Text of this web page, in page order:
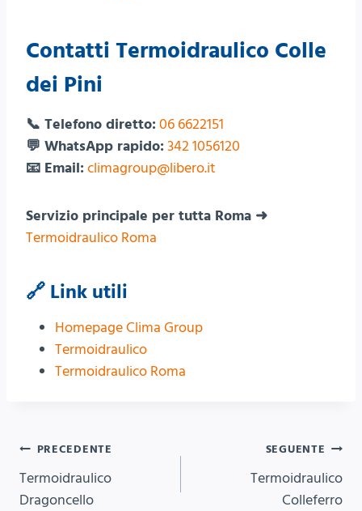
Contatti Termoidraulico Colle
dei Pini
📞 Telefono diretto: 06 6622151
💬 WhatsApp rapido: 342 1056120
📧 Email: climagroup@libero.it
Servizio principale per tutta Roma ➜
Termoidraulico Roma
🔗 Link utili
Homepage Clima Group
Termoidraulico
Termoidraulico Roma
Navigazione
articoli
PRECEDENTE
Termoidraulico
Dragoncello
SEGUENTE
Termoidraulico
Colleferro